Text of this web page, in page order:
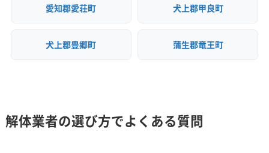
解体業者は、市の許可を受けた産業廃棄物収集運搬
そして施主（発注者）は、不法投棄を防ぐため、廃棄
愛知郡愛荘町 犬上郡甲良町
犬上郡豊郷町 蒲生郡竜王町
解体業者の選び方でよくある質問